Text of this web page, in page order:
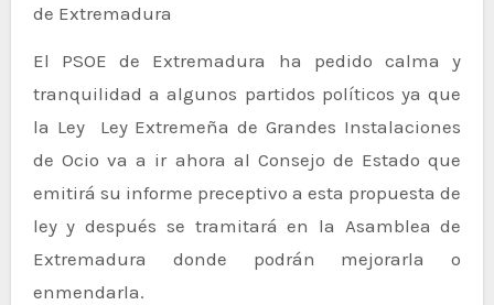
de Extremadura
El PSOE de Extremadura ha pedido calma y
tranquilidad a algunos partidos políticos ya que
la Ley Ley Extremeña de Grandes Instalaciones
de Ocio va a ir ahora al Consejo de Estado que
emitirá su informe preceptivo a esta propuesta de
ley y después se tramitará en la Asamblea de
Extremadura donde podrán mejorarla o
enmendarla.